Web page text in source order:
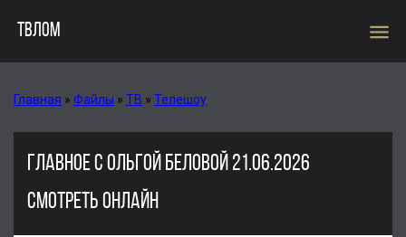
ТВЛОМ menu
Главная » Файлы » ТВ » Телешоу
ГЛАВНОЕ С ОЛЬГОЙ БЕЛОВОЙ 21.06.2026
СМОТРЕТЬ ОНЛАЙН